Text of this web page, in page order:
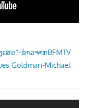
ດ”-ຂ່າວຈາກBFMTV
Goldman-Michael